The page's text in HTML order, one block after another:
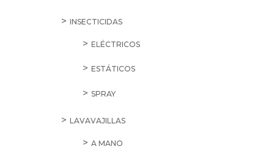
INSECTICIDAS
ELÉCTRICOS
ESTÁTICOS
SPRAY
LAVAVAJILLAS
A MANO